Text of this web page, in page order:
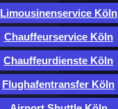
Limousinenservice Köln
Chauffeurservice Köln
Chauffeurdienste Köln
Flughafentransfer Köln